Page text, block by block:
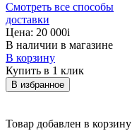
Смотреть все способы
доставки
Цена: 20 000i
В наличии в магазине
В корзину
Купить в 1 клик
В избранное
Товар добавлен в корзину